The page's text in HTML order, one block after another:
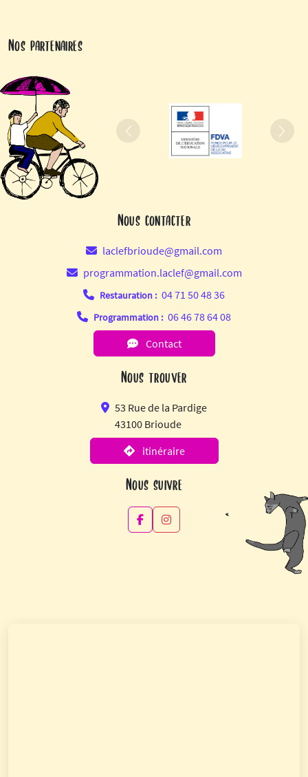
Nos partenaires
Précédent
Nous contacter
laclefbrioude@gmail.com
programmation.laclef@gmail.com
Restauration : 04 71 50 48 36
Programmation : 06 46 78 64 08
Contact
Nous trouver
53 Rue de la Pardige
43100 Brioude
itinéraire
Nous suivre